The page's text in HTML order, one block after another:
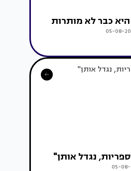
כבר לא מותרות
05-08-
נגדל אותן"
05-08-